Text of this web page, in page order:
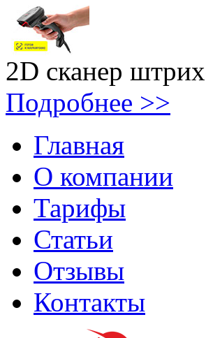
2D сканер
Подробнее >>
Главная
О компании
Тарифы
Статьи
Отзывы
Контакты